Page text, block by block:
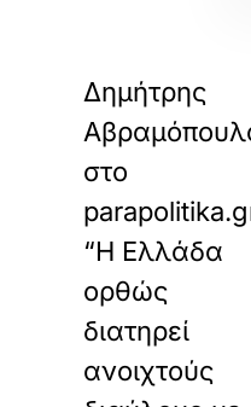
Δημήτρης
στο
“Η Ελλάδα
ορθώς
διατηρεί
ανοιχτούς